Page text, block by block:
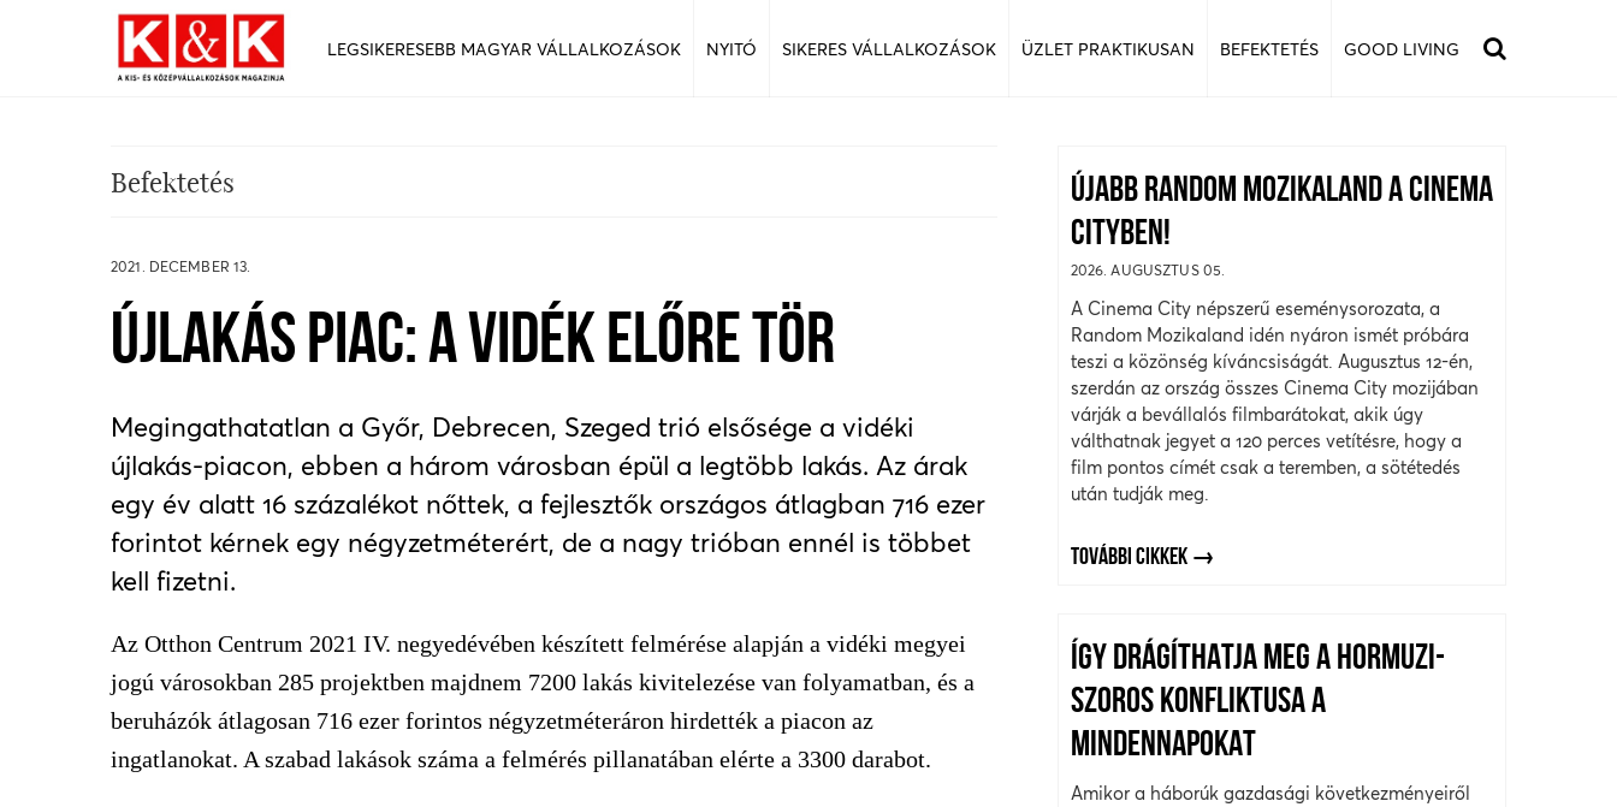
LEGSIKERESEBB MAGYAR VÁLLALKOZÁSOK NYITÓ SIKERES VÁLLALKOZÁSOK ÜZLET PRAKTIKUSAN BEFEKTETÉS GOOD LIVING
Befektetés
2021. DECEMBER 13.
ÚJLAKÁS PIAC: A VIDÉK ELŐRE TÖR
Megingathatatlan a Győr, Debrecen, Szeged trió elsősége a vidéki
újlakás-piacon, ebben a három városban épül a legtöbb lakás. Az árak
egy év alatt 16 százalékot nőttek, a fejlesztők országos átlagban 716 ezer
forintot kérnek egy négyzetméterért, de a nagy trióban ennél is többet
kell fizetni.
Az Otthon Centrum 2021 IV. negyedévében készített felmérése alapján a vidéki megyei
jogú városokban 285 projektben majdnem 7200 lakás kivitelezése van folyamatban, és a
beruházók átlagosan 716 ezer forintos négyzetméteráron hirdették a piacon az
ingatlanokat. A szabad lakások száma a felmérés pillanatában elérte a 3300 darabot.
ÚJABB RANDOM MOZIKALAND A CINEMA
CITYBEN!
2026. AUGUSZTUS 05.
A Cinema City népszerű eseménysorozata, a
Random Mozikaland idén nyáron ismét próbára
teszi a közönség kíváncsiságát. Augusztus 12-én,
szerdán az ország összes Cinema City mozijában
várják a bevállalós filmbarátokat, akik úgy
válthatnak jegyet a 120 perces vetítésre, hogy a
film pontos címét csak a teremben, a sötétedés
után tudják meg.
TOVÁBBI CIKKEK
ÍGY DRÁGÍTHATJA MEG A HORMUZI-
SZOROS KONFLIKTUSA A
MINDENNAPOKAT
Amikor a háborúk gazdasági következményeiről